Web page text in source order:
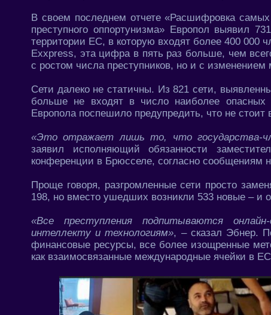
В своем последнем отчете «Расшифровка
преступного оппортунизма» Европол выявил
территории ЕС, в которую входят более 400 000
Exxpress, эта цифра в пять раз больше, чем
с ростом числа преступников, но и с изменением
Сети далеко не статичны. Из 821 сети,
больше не входят в число наиболее опасных
Европола поспешило предупредить, что не стоит
«Это отражает лишь то, что государства-
заявил исполняющий обязанности
конференции в Брюсселе, согласно сообщениям
Проще говоря, разгромленные сети просто
198, но вместо ушедших возникли 533 новые – и
«Все преступления подпитываются
интеллекту и технологиям», – сказал Эбнер.
финансовые ресурсы, все более изощренные
как взаимосвязанные международные ячейки в